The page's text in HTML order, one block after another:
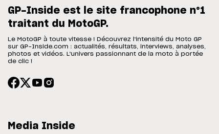
GP-Inside est le site francophone n°1
traitant du MotoGP.
Le MotoGP à toute vitesse ! Découvrez l'intensité du Moto GP
sur GP-Inside.com : actualités, résultats, interviews, analyses,
photos et vidéos. L'univers passionnant de la moto à portée
de clic !
Media Inside